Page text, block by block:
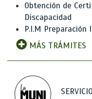
Obtención de
Discapacidad
P.I.M
MÁS TRÁMITES